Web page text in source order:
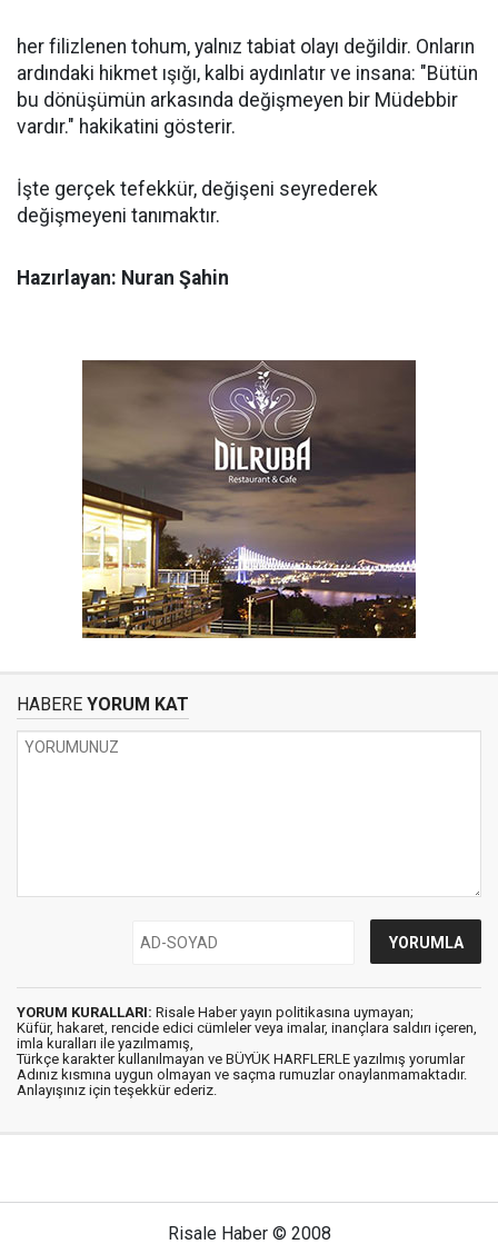
her filizlenen tohum, yalnız tabiat olayı değildir. Onların
ardındaki hikmet ışığı, kalbi aydınlatır ve insana: "Bütün
bu dönüşümün arkasında değişmeyen bir Müdebbir
vardır." hakikatini gösterir.
İşte gerçek tefekkür, değişeni seyrederek
değişmeyeni tanımaktır.
Hazırlayan: Nuran Şahin
HABERE YORUM KAT
YORUM KURALLARI: Risale Haber yayın politikasına uymayan;
Küfür, hakaret, rencide edici cümleler veya imalar, inançlara saldırı içeren,
imla kuralları ile yazılmamış,
Türkçe karakter kullanılmayan ve BÜYÜK HARFLERLE yazılmış yorumlar
Adınız kısmına uygun olmayan ve saçma rumuzlar onaylanmamaktadır.
Anlayışınız için teşekkür ederiz.
Risale Haber © 2008